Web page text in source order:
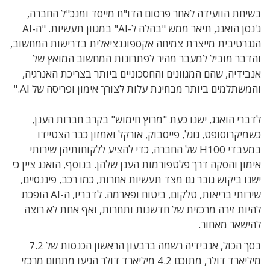
בשיחת הוועידה לאחר פרסום הדו"ח מייסד ומנכ"ל החברה,
ג'נסן הואנג, תיאר ממש "בהלה ל-AI" במגוון תעשיות. "ה-AI
הגנרטיבית מייצרת צמיחה אקספוננציאלית בדרישות המחשוב,
והדבר מוביל למעבר מהיר לפתרונות המחשוב המואץ של
אנבידיה, שהם המגוונים והחסכוניים ביותר בצריכת האנרגיה,
והמשתלמים ביותר מבחינת עלות לצורך אימון ופריסה של AI."
לדברי הואנג, ישנו כעת "מרוץ חימוש" בקרב חברות הענן,
כשמיקרוסופט, גוגל, פייסבוק, אורקל ואמזון כבר הצטיידו
במעבדי H100 של החברה, כדי להציע ללקוחותיהן שירותי
אימון והסקה דרך פלטפורמות הענן שלהן. בנוסף, הואנג ציין כי
ישנו ביקוש גובר גם מצד תעשיות אחרות, כמו רכב, פיננסיים,
שירותי בריאות, טלקום, ביטוח ופארמה. לדבריו, ה-AI הופכת
להיות זירה מרכזית של חדשנות ותחרות, ואף אחת לא רוצה
להישאר מאחור.
בסך הכול, אנבידיה רשמה ברבעון הראשון הכנסות של 7.2
מיליארד דולר, מתוכם 4.2 מיליארד דולר הגיעו מתחום מרכזי